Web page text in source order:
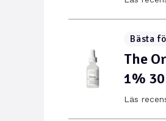
Bästa
The
1%
Läs